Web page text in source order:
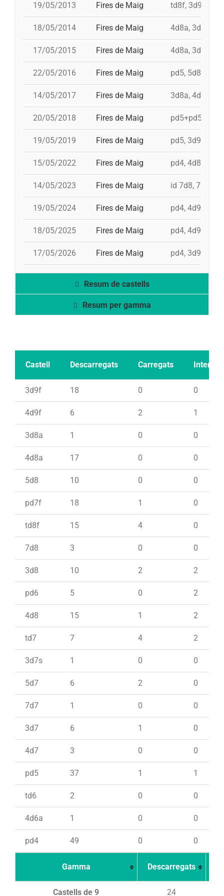
19/05/2013 Fires de Maig td8f, 3d9f,
18/05/2014 Fires de Maig 4d8a, 3d9f,
17/05/2015 Fires de Maig 4d8a, 3d9f,
22/05/2016 Fires de Maig pd5, 5d8,
14/05/2017 Fires de Maig 3d8a, 4d9f,
20/05/2018 Fires de Maig pd5+pd5c,
19/05/2019 Fires de Maig pd5, 3d9f, id
15/05/2022 Fires de Maig pd4, 4d8a,
14/05/2023 Fires de Maig id 7d8, 7d8,
19/05/2024 Fires de Maig pd4, 4d9f, id
18/05/2025 Fires de Maig pd4, 4d9fc,
17/05/2026 Fires de Maig pd4, 3d9f,
Resum de castells
Resum per gamma
Castell Descarregats Carregats Intents
3d9f 18 0 0
4d9f 6 2 1
3d8a 1 0 0
4d8a 17 0 0
5d8 10 0 0
pd7f 18 1 0
td8f 15 4 0
7d8 3 0 0
3d8 10 2 2
pd6 5 0 2
4d8 15 1 2
td7 7 4 2
3d7s 1 0 0
5d7 6 2 0
7d7 1 0 0
3d7 6 1 0
4d7 3 0 0
pd5 37 1 1
td6 2 0 0
4d6a 1 0 0
pd4 49 0 0
Gamma Descarregats
Castells de 9 24